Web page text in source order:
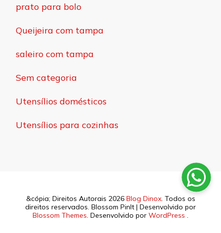
prato para bolo
Queijeira com tampa
saleiro com tampa
Sem categoria
Utensílios domésticos
Utensílios para cozinhas
&cópia; Direitos Autorais 2026 Blog Dinox. Todos os
direitos reservados. Blossom PinIt | Desenvolvido por
Blossom Themes. Desenvolvido por WordPress .